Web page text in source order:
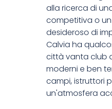
alla ricerca di
competitiva o
desideroso di
Calvia ha
città vanta club
moderni e ben
campi, istruttori
un'atmosfera